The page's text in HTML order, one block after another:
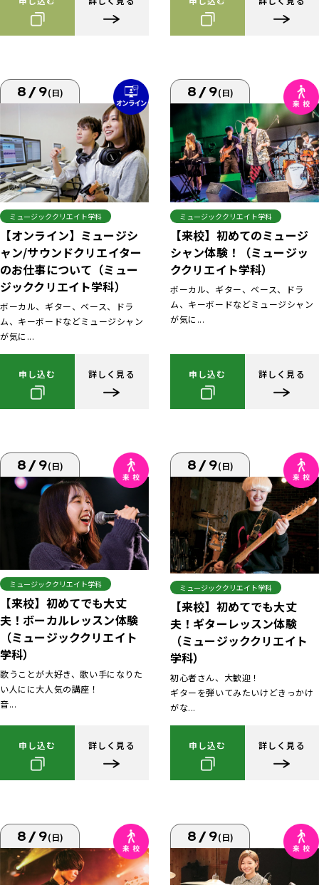
8/9(日)
ミュージッククリエイト学科
【オンライン】ミュージシ
ャン/サウンドクリエイター
のお仕事について（ミュー
ジッククリエイト学科）
ボーカル、ギター、ベース、ドラ
ム、キーボードなどミュージシャン
が気に...
申し込む 詳しく見る
8/9(日)
ミュージッククリエイト学科
【来校】初めてのミュージ
シャン体験！（ミュージッ
ククリエイト学科）
ボーカル、ギター、ベース、ドラ
ム、キーボードなどミュージシャン
が気に...
申し込む 詳しく見る
8/9(日)
ミュージッククリエイト学科
【来校】初めてでも大丈
夫！ボーカルレッスン体験
（ミュージッククリエイト
学科）
歌うことが大好き、歌い手になりた
い人にに大人気の講座！
音...
申し込む 詳しく見る
8/9(日)
ミュージッククリエイト学科
【来校】初めてでも大丈
夫！ギターレッスン体験
（ミュージッククリエイト
学科）
初心者さん、大歓迎！
ギターを弾いてみたいけどきっかけ
がな...
申し込む 詳しく見る
8/9(日) 8/9(日)